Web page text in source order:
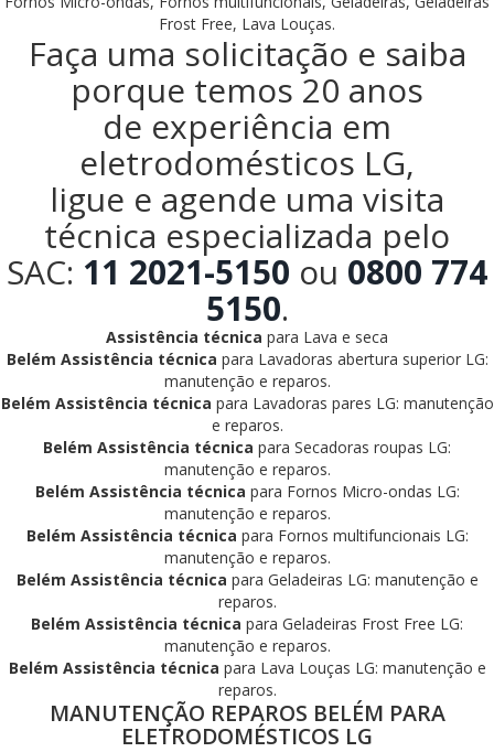
Frost Free, Lava Louças.
Faça uma solicitação e saiba
porque temos 20 anos
de experiência em
eletrodomésticos LG,
ligue e agende uma visita
técnica especializada pelo
SAC: 11 2021-5150 ou 0800 774
5150.
Assistência técnica para Lava e seca
Belém Assistência técnica para Lavadoras abertura superior LG:
manutenção e reparos.
Belém Assistência técnica para Lavadoras pares LG: manutenção
e reparos.
Belém Assistência técnica para Secadoras roupas LG:
manutenção e reparos.
Belém Assistência técnica para Fornos Micro-ondas LG:
manutenção e reparos.
Belém Assistência técnica para Fornos multifuncionais LG:
manutenção e reparos.
Belém Assistência técnica para Geladeiras LG: manutenção e
reparos.
Belém Assistência técnica para Geladeiras Frost Free LG:
manutenção e reparos.
Belém Assistência técnica para Lava Louças LG: manutenção e
reparos.
MANUTENÇÃO REPAROS BELÉM PARA
ELETRODOMÉSTICOS LG